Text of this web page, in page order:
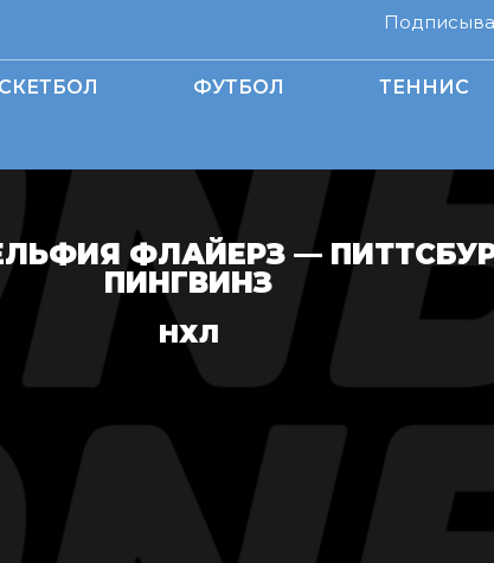
ФУТБОЛ ТЕННИС
ФЛАЙЕРЗ —
ПИНГВИНЗ
НХЛ